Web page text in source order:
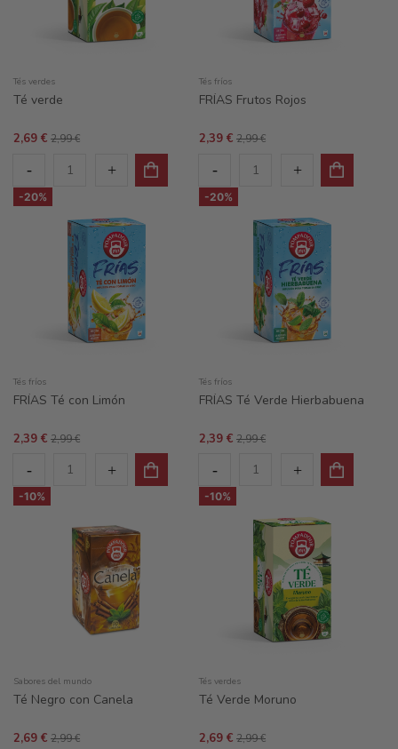
Tés verdes
Té verde
2,69 € 2,99 €
Tés fríos
FRÍAS Frutos Rojos
2,39 € 2,99 €
-20%
Tés fríos
FRÍAS Té con Limón
2,39 € 2,99 €
-20%
Tés fríos
FRÍAS Té Verde Hierbabuena
2,39 € 2,99 €
-10%
Sabores del mundo
Té Negro con Canela
2,69 € 2,99 €
-10%
Tés verdes
Té Verde Moruno
2,69 € 2,99 €